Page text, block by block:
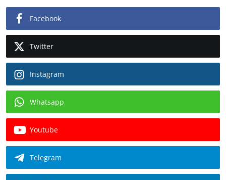
Facebook
Twitter
Instagram
Whatsapp
Youtube
Telegram